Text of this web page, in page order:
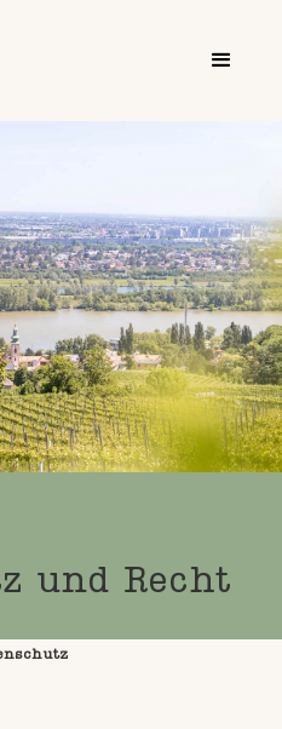
und Recht